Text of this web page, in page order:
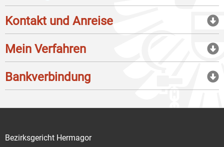
Kontakt und Anreise
Mein Verfahren
Bankverbindung
Bezirksgericht Hermagor